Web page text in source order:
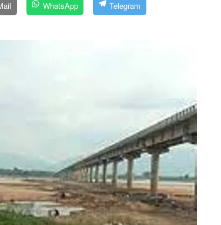
WhatsApp Telegram